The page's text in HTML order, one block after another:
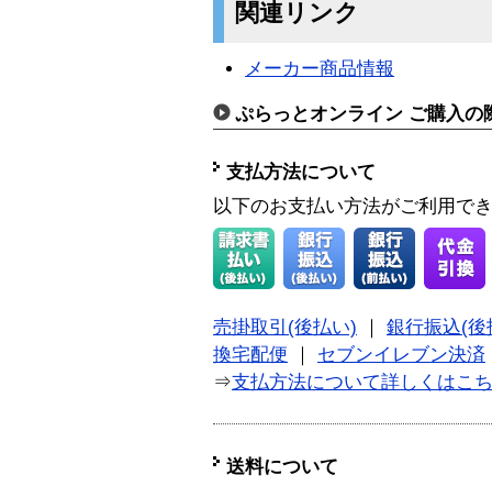
関連リンク
メーカー商品情報
ぷらっとオンライン ご購入の
支払方法について
以下のお支払い方法がご利用で
売掛取引(後払い)
銀行振込(後
換宅配便
セブンイレブン決済
⇒支払方法について詳しくはこ
送料について